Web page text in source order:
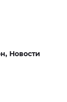
Новости